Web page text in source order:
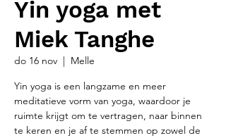
Yin yoga met
Miek Tanghe
do 16 nov
  |
Melle
Yin yoga is een langzame en meer
meditatieve vorm van yoga, waardoor je
ruimte krijgt om te vertragen, naar binnen
te keren en je af te stemmen op zowel de